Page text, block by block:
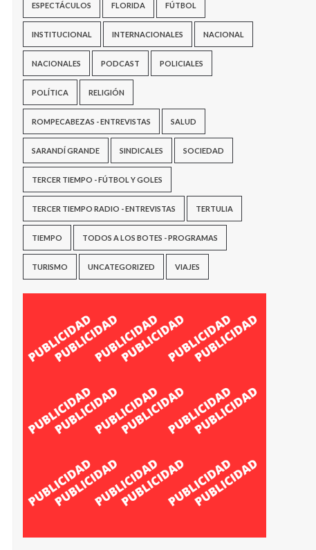
ESPECTÁCULOS FLORIDA FÚTBOL
INSTITUCIONAL INTERNACIONALES NACIONAL
NACIONALES PODCAST POLICIALES
POLÍTICA RELIGIÓN
ROMPECABEZAS - ENTREVISTAS SALUD
SARANDÍ GRANDE SINDICALES SOCIEDAD
TERCER TIEMPO - FÚTBOL Y GOLES
TERCER TIEMPO RADIO - ENTREVISTAS TERTULIA
TIEMPO TODOS A LOS BOTES - PROGRAMAS
TURISMO UNCATEGORIZED VIAJES